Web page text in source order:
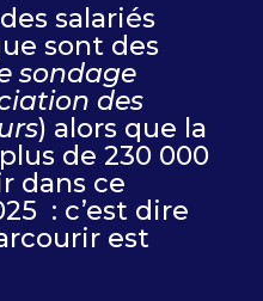
salariés
sont des
sondage
des
) alors que la
de 230 000
dans ce
: c’est dire
est